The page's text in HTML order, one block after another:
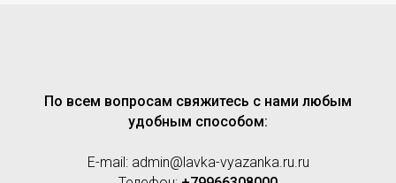
По всем вопросам свяжитесь с нами любым
удобным способом:
E-mail: admin@lavka-vyazanka.ru.ru